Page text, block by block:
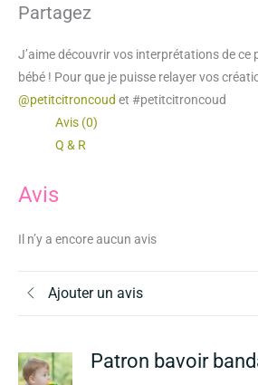
Partagez
J’aime découvrir vos interprétations de
bébé ! Pour que je puisse relayer vos
@petitcitroncoud et #petitcitroncoud
Avis (0)
Q & R
Avis
Il n’y a encore aucun avis
Ajouter un avis
Patron bavoir